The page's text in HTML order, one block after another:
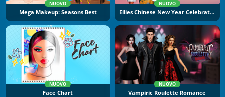
NUOVO
Mega Makeup: Seasons Best
NUOVO
Ellies Chinese New Year Celebration
NUOVO
Face Chart
NUOVO
Vampiric Roulette Romance